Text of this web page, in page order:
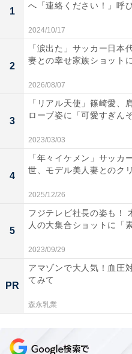
1
へ「連絡ください！」呼
2024/10/17
2
「涙出た」サッカー日本
妻との幸せ家族ショット
2026/08/07
3
「リアル天使」篠崎愛、
ローブ姿に「可愛すぎん
2023/03/03
4
「年々イケメン」サッカ
世、モデル美人妻とのク
2025/12/26
5
フジテレビ社長の姿も！
人の大集合ショットに「
2023/09/29
PR
アマゾンで大人気！血圧
てみて
森永乳業